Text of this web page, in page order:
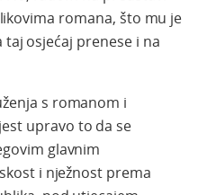
romana, što mu je
osjećaj prenese i na
s romanom i
upravo to da se
glavnim
i nježnost prema